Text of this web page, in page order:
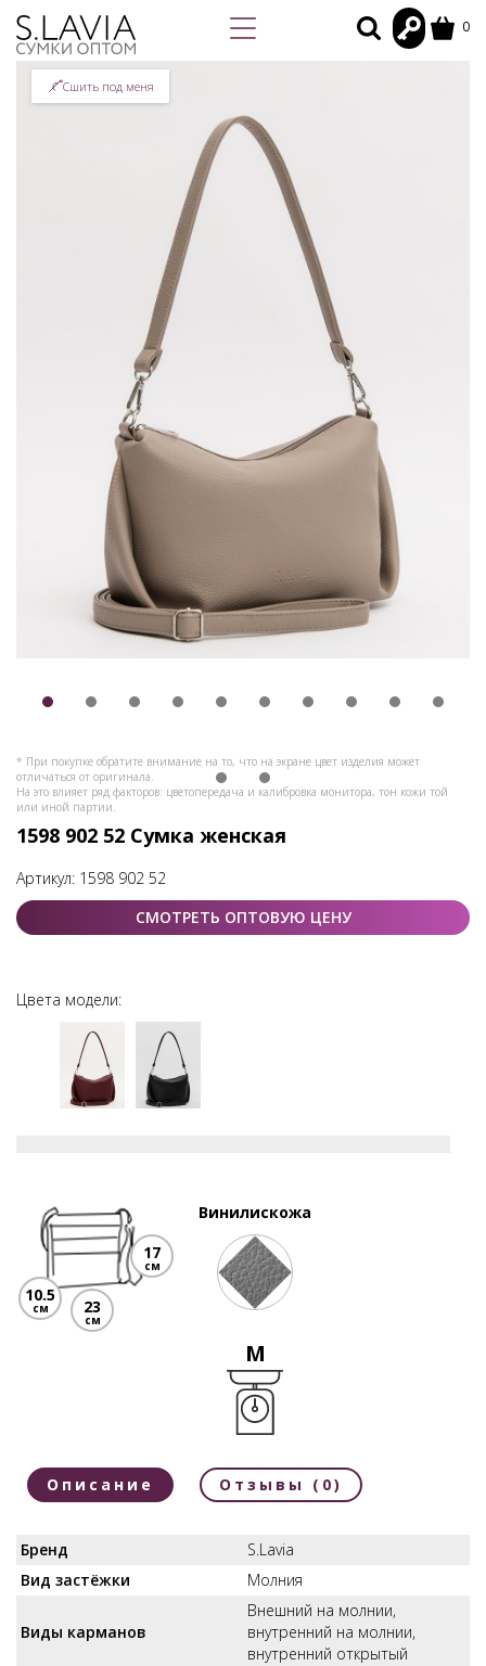
0
* При покупке обратите внимание на то, что на экране цвет изделия может
отличаться от оригинала.
На это влияет ряд факторов: цветопередача и калибровка монитора, тон кожи той
или иной партии.
Сшить под меня
1598 902 52 Сумка женская
Артикул: 1598 902 52
СМОТРЕТЬ ОПТОВУЮ ЦЕНУ
Цвета модели:
10.5
см
17
см
23
см
Винилискожа
M
Описание Отзывы (0)
Бренд
S.Lavia
Вид застёжки
Молния
Виды карманов
Внешний на молнии,
внутренний на молнии,
внутренний открытый